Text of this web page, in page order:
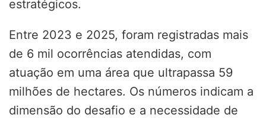
estratégicos.
Entre 2023 e 2025, foram registradas mais
de 6 mil ocorrências atendidas, com
atuação em uma área que ultrapassa 59
milhões de hectares. Os números indicam a
dimensão do desafio e a necessidade de